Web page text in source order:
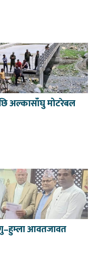
अल्कासाँघु मोटरेबल
आवतजावत